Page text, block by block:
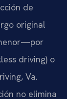
de
original
driving) o
Va.
no elimina